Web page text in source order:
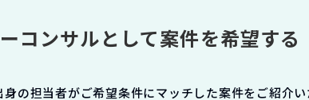
コンサルとして案件を希望する
身の担当者がご希望条件にマッチした案件をご紹介